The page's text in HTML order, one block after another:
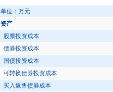
单位：万元
资产
股票投资成本
债券投资成本
国债投资成本
可转换债券投资成本
买入返售债券成本